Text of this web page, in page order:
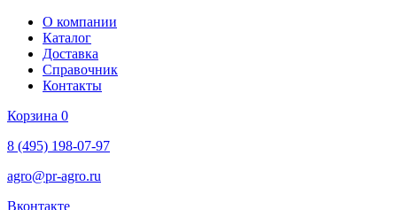
О компании
Каталог
Доставка
Справочник
Контакты
Корзина 0
8 (495) 198-07-97
agro@pr-agro.ru
Вконтакте